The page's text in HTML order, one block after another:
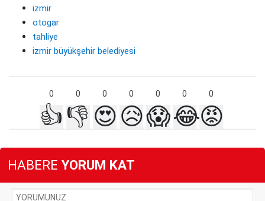
izmir
otogar
tahliye
izmir büyükşehir belediyesi
0 0 0 0 0 0 0
👍 👎 😍😥😱😂😡
HABERE YORUM KAT